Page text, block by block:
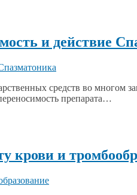
и действие
средств во
препарата…
крови и